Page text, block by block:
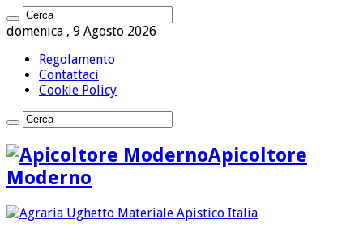
domenica , 9 Agosto 2026
Regolamento
Contattaci
Cookie Policy
Apicoltore
Moderno